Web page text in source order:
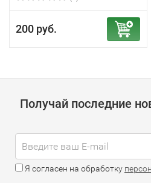
200 руб.
Получай последние
Я согласен на обработку